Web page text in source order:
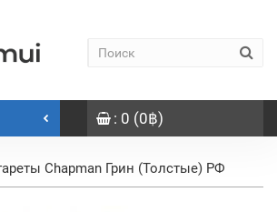
: 0 (0฿)
Chapman Грин (Толстые) РФ